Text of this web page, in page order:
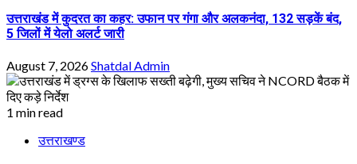
उत्तराखंड में कुदरत का कहर: उफान पर गंगा और अलकनंदा, 132 सड़कें बंद,
5 जिलों में येलो अलर्ट जारी
August 7, 2026Shatdal Admin
1 min read
उत्तराखण्ड